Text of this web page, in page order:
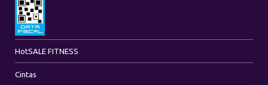
HotSALE FITNESS
Cintas